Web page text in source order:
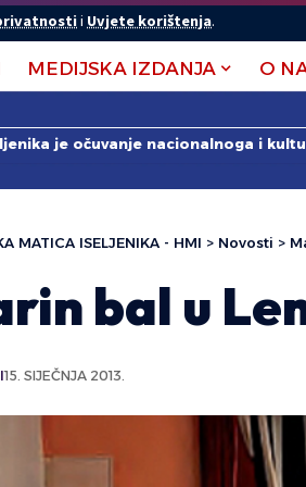
i Uvjete korištenja.
MEDIJSKA IZDANJA O
je očuvanje nacionalnoga i
MATICA ISELJENIKA - HMI > Novosti >
bal u
15. SIJEČNJA 2013.